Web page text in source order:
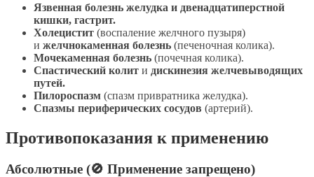
Язвенная болезнь желудка и двенадцатиперстной
кишки, гастрит.
Холецистит (воспаление желчного пузыря)
и желчнокаменная болезнь (печеночная колика).
Мочекаменная болезнь (почечная колика).
Спастический колит и дискинезия желчевыводящих
путей.
Пилороспазм (спазм привратника желудка).
Спазмы периферических сосудов (артерий).
Противопоказания к применению
Абсолютные (🚫 Применение запрещено)